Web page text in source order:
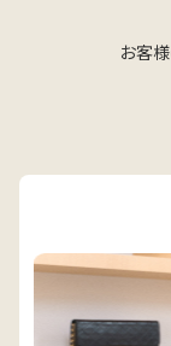
お客様の